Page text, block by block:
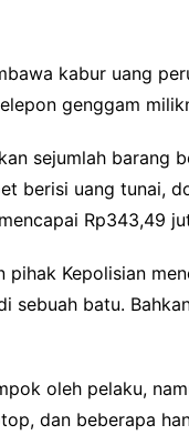
kabur uang
genggam
sejumlah barang
berisi uang tunai,
Rp343,49
pihak Kepolisian
sebuah batu.
oleh pelaku,
dan beberapa